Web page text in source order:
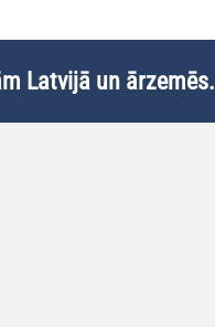
Latvijā un ārzemēs.